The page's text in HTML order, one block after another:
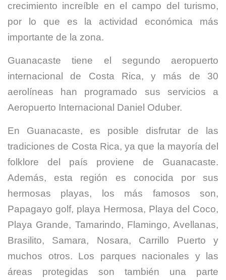
crecimiento increíble en el campo del turismo,
por lo que es la actividad económica más
importante de la zona.
Guanacaste tiene el segundo aeropuerto
internacional de Costa Rica, y más de 30
aerolíneas han programado sus servicios a
Aeropuerto Internacional Daniel Oduber.
En Guanacaste, es posible disfrutar de las
tradiciones de Costa Rica, ya que la mayoría del
folklore del país proviene de Guanacaste.
Además, esta región es conocida por sus
hermosas playas, los más famosos son,
Papagayo golf, playa Hermosa, Playa del Coco,
Playa Grande, Tamarindo, Flamingo, Avellanas,
Brasilito, Samara, Nosara, Carrillo Puerto y
muchos otros. Los parques nacionales y las
áreas protegidas son también una parte